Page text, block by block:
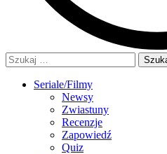
Szukaj:
Seriale/Filmy
Newsy
Zwiastuny
Recenzje
Zapowiedź
Quiz